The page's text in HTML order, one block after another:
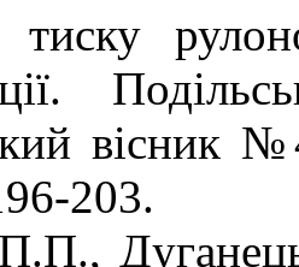
тиску
вісник
203.